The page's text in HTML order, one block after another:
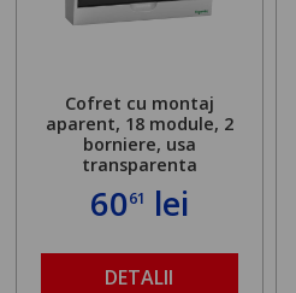
Cofret cu montaj
aparent, 18 module, 2
borniere, usa
transparenta
6061 lei
DETALII